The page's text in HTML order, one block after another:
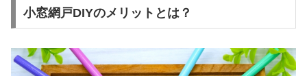
小窓網戸DIYのメリットとは？